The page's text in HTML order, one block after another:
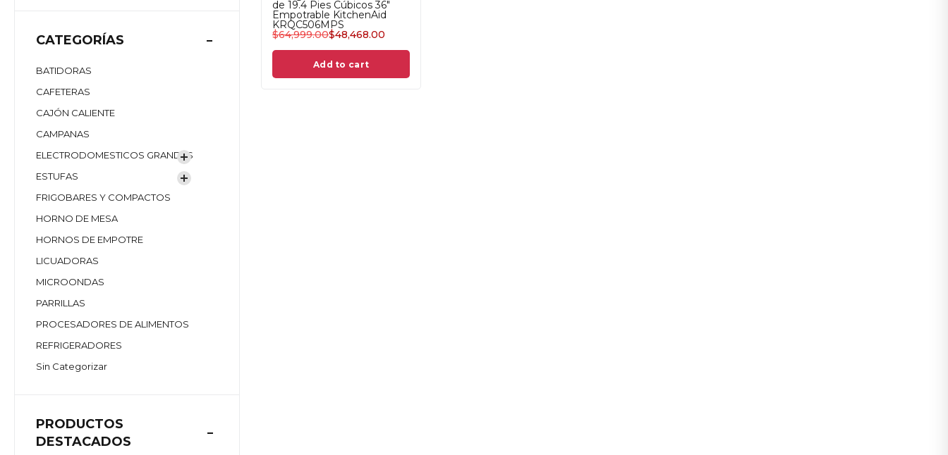
CATEGORÍAS
BATIDORAS
CAFETERAS
CAJÓN CALIENTE
CAMPANAS
ELECTRODOMESTICOS GRANDES
ESTUFAS
FRIGOBARES Y COMPACTOS
HORNO DE MESA
HORNOS DE EMPOTRE
LICUADORAS
MICROONDAS
PARRILLAS
PROCESADORES DE ALIMENTOS
REFRIGERADORES
Sin Categorizar
PRODUCTOS
DESTACADOS
de 19.4 Pies Cúbicos 36"
Empotrable KitchenAid
KRQC506MPS
$64,999.00$48,468.00
Add to cart